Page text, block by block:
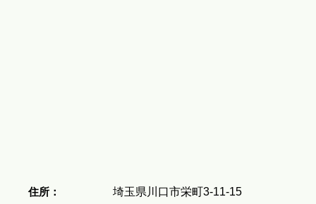
住所： 埼玉県川口市栄町3-11-15